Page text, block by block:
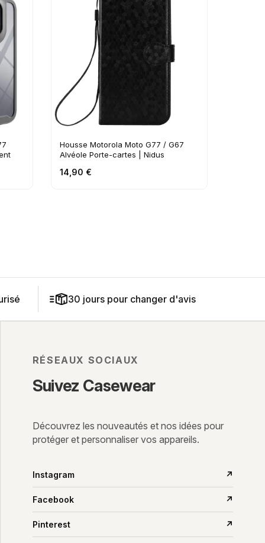
Housse Motorola Moto G77 / G67
Alvéole Porte-cartes | Nidus
14,90 €
30 jours pour changer d'avis
RÉSEAUX SOCIAUX
Suivez Casewear
Découvrez les nouveautés et nos idées pour
protéger et personnaliser vos appareils.
Instagram ↗
Facebook ↗
Pinterest ↗